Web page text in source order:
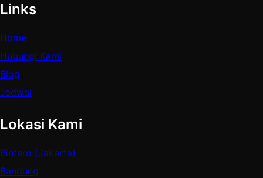
Links
Home
Hubungi Kami
Blog
Jadwal
Lokasi Kami
Bintaro (Jakarta)
Bandung